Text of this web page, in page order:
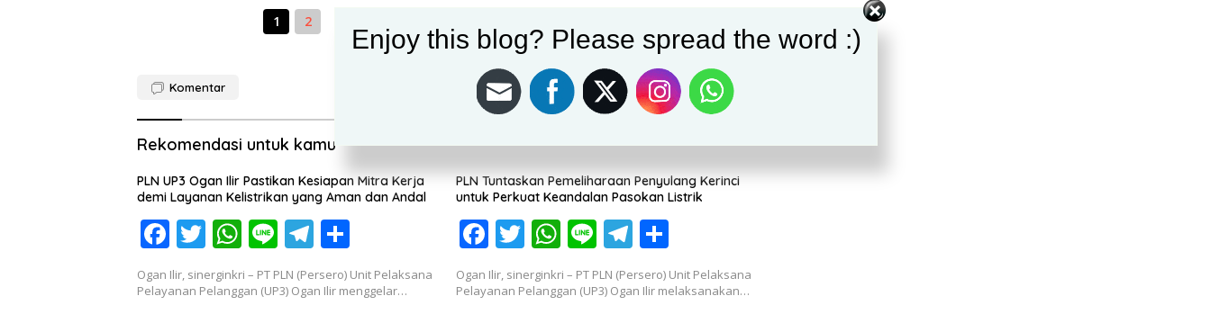
1
2
Komentar
Rekomendasi untuk kamu
PLN UP3 Ogan Ilir Pastikan Kesiapan Mitra Kerja
demi Layanan Kelistrikan yang Aman dan Andal
F
ac
e
T
w
itt
W
h
at
Li
n
e
T
el
e
h
ar
Ogan Ilir, sinerginkri – PT PLN (Persero) Unit Pelaksana
Pelayanan Pelanggan (UP3) Ogan Ilir menggelar…
PLN Tuntaskan Pemeliharaan Penyulang Kerinci
untuk Perkuat Keandalan Pasokan Listrik
F
ac
e
T
w
itt
W
h
at
Li
n
e
T
el
e
S
h
ar
Ogan Ilir, sinerginkri – PT PLN (Persero) Unit Pelaksana
Pelayanan Pelanggan (UP3) Ogan Ilir melaksanakan…
Enjoy this blog? Please spread the word :)